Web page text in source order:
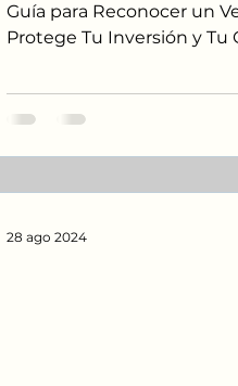
Guía para Reconocer un
Protege Tu Inversión y Tu
28 ago 2024